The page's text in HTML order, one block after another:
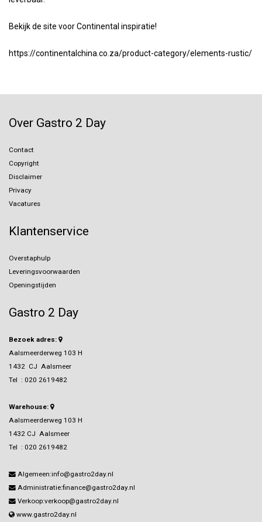
Bekijk de site voor Continental inspiratie!
https://continentalchina.co.za/product-category/elements-rustic/
Over Gastro 2 Day
Contact
Copyright
Disclaimer
Privacy
Vacatures
Klantenservice
Overstaphulp
Leveringsvoorwaarden
Openingstijden
Gastro 2 Day
Bezoek adres:
Aalsmeerderweg 103 H
1432 CJ Aalsmeer
Tel : 020 2619482
Warehouse:
Aalsmeerderweg 103 H
1432 CJ Aalsmeer
Tel : 020 2619482
Algemeen:info@gastro2day.nl
Administratie:finance@gastro2day.nl
Verkoop:verkoop@gastro2day.nl
www.gastro2day.nl